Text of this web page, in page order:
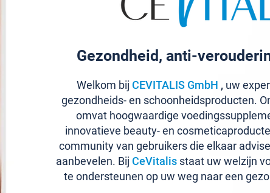
Gezondheid, anti-
Welkom bij CEVITALIS GmbH ,uw
gezondheids- en schoonheidsproducten.
omvat hoogwaardige
innovatieve beauty- en
community van gebruikers die elkaar
aanbevelen. Bij CeVitalisstaat uw welzijn
te ondersteunen op uw weg naar een